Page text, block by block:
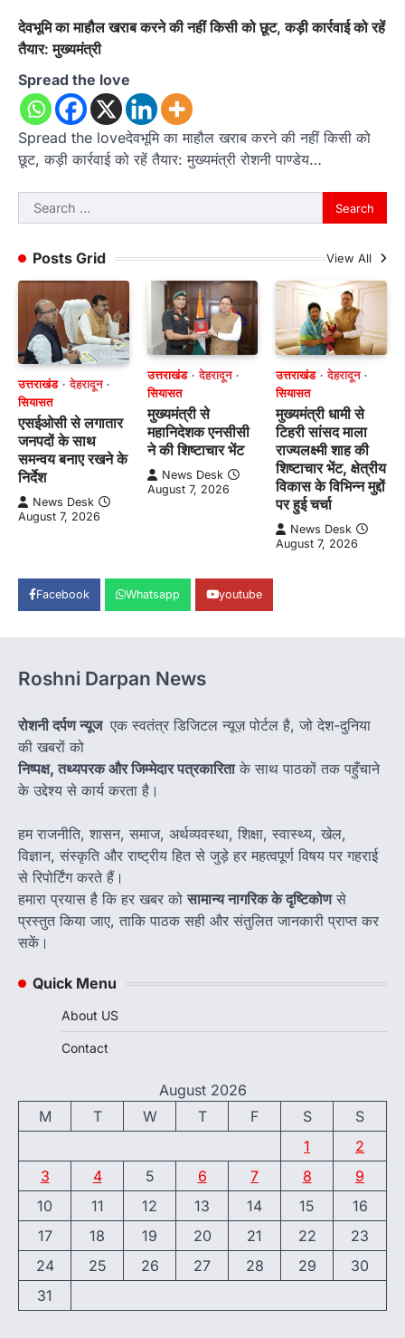
देवभूमि का माहौल खराब करने की नहीं किसी को छूट, कड़ी कार्रवाई को रहें
तैयार: मुख्यमंत्री
Spread the love
Spread the loveदेवभूमि का माहौल खराब करने की नहीं किसी को
छूट, कड़ी कार्रवाई को रहें तैयार: मुख्यमंत्री रोशनी पाण्डेय…
Search
for:
Posts Grid
View All
उत्तराखंड
देहरादून
सियासत
एसईओसी से लगातार
जनपदों के साथ
समन्वय बनाए रखने के
निर्देश
News Desk
August 7, 2026
उत्तराखंड
देहरादून
सियासत
मुख्यमंत्री से
महानिदेशक एनसीसी
ने की शिष्टाचार भेंट
News Desk
August 7, 2026
उत्तराखंड
देहरादून
सियासत
मुख्यमंत्री धामी से
टिहरी सांसद माला
राज्यलक्ष्मी शाह की
शिष्टाचार भेंट, क्षेत्रीय
विकास के विभिन्न मुद्दों
पर हुई चर्चा
News Desk
August 7, 2026
Facebook Whatsapp youtube
Roshni Darpan News
रोशनी दर्पण न्यूज एक स्वतंत्र डिजिटल न्यूज़ पोर्टल है, जो देश-दुनिया
की खबरों को
निष्पक्ष, तथ्यपरक और जिम्मेदार पत्रकारिताके साथ पाठकों तक पहुँचाने
के उद्देश्य से कार्य करता है।
हम राजनीति, शासन, समाज, अर्थव्यवस्था, शिक्षा, स्वास्थ्य, खेल,
विज्ञान, संस्कृति और राष्ट्रीय हित से जुड़े हर महत्वपूर्ण विषय पर गहराई
से रिपोर्टिंग करते हैं।
हमारा प्रयास है कि हर खबर कोसामान्य नागरिक के दृष्टिकोणसे
प्रस्तुत किया जाए, ताकि पाठक सही और संतुलित जानकारी प्राप्त कर
सकें।
Quick Menu
About US
Contact
August 2026
M
T W T F S
S
1
2
3
4 5 6 7 8
9
10
11 12 13 14 15
16
17
18 19 20 21 22
23
24
25 26 27 28 29
30
31